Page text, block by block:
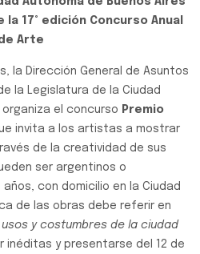
17° edición Concurso Anual
Arte
la Dirección General de Asuntos
la Legislatura de la Ciudad
el concurso Premio
invita a los artistas a mostrar
de la creatividad de sus
ser argentinos o
con domicilio en la Ciudad
de las obras debe referir en
usos y costumbres de la ciudad
inéditas y presentarse del 12 de